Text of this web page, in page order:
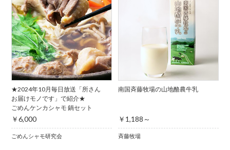
★2024年10月毎日放送「所さん
お届けモノです」で紹介★
ごめんケンカシャモ 鍋セット
￥6,000
ごめんシャモ研究会
南国斉藤牧場の山地酪農牛乳
￥1,188～
斉藤牧場